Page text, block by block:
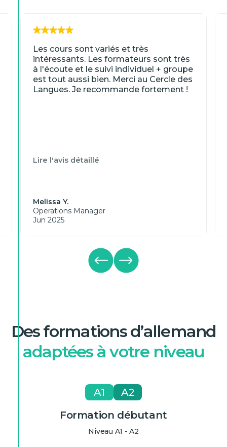
Les cours sont variés et très
intéressants. Les formateurs sont très
à l'écoute et le suivi individuel + groupe
est tout aussi bien. Merci au Cercle des
Langues. Je recommande fortement !
Lire l'avis détaillé
Melissa Y.
Operations Manager
Jun 2025
Des formations d’allemand
adaptées à votre niveau
A1
A2
Formation débutant
Niveau A1 - A2